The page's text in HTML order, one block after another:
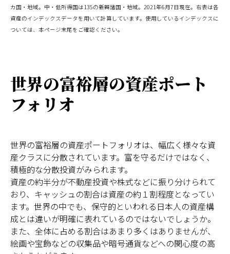
カ国・地域。中・低所得国は135の新興諸国・地域。2021年6月7日現在。右表は各
資産のインデックスデータを用いて計算しています。使用しているインデックスに
ついては、本ページ末尾をご確認ください。
世界の富裕層の資産ポート
フォリオ
世界の富裕層の資産ポートフォリオは、幅広く様々な資
産クラスに分散されています。富を守るだけではなく、
積極的な分散投資がみられます。
資産の約半分が不動産投資や株式などに振り分けられて
おり、キャッシュの割合は資産の約１割程度となってい
ます。世界の中でも、保守的といわれる日本人の資産構
成とは違いが明確に表れているのではないでしょうか。
また、全体に占める割合はあまり多くはありませんが、
絵画や宝飾などの収集品や暗号通貨などへの関心度の高